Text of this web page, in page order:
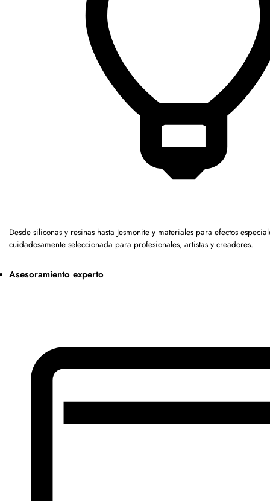
Desde siliconas y resinas hasta Jesmonite y materiales para efectos
cuidadosamente seleccionada para profesionales, artistas y creadores.
Asesoramiento experto